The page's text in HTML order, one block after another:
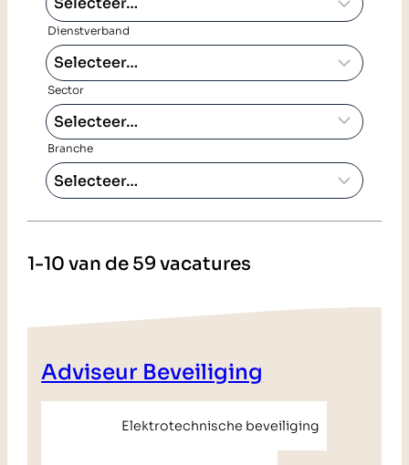
Dienstverband
Sector
Branche
1-10 van de 59 vacatures
Adviseur Beveiliging
Elektrotechnische beveiliging